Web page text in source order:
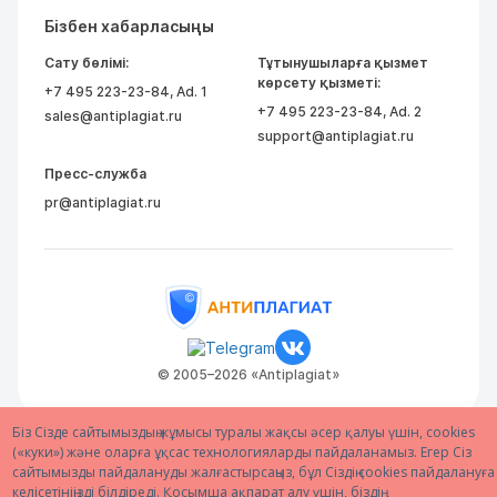
Біз Сізде сайтымыздың жұмысы туралы жақсы әсер қалуы үшін, cookies
(«куки») және оларға ұқсас технологияларды пайдаланамыз. Егер Сіз
сайтымызды пайдалануды жалғастырсаңыз, бұл Сіздің cookies пайдалануға
келісетініңізді білдіреді. Қосымша ақпарат алу үшін, біздің
Бізбен хабарласыңы
Сату бөлімі:
+7 495 223-23-84, Ad. 1
sales@antiplagiat.ru
Тұтынушыларға қызмет
көрсету қызметі:
+7 495 223-23-84, Ad. 2
support@antiplagiat.ru
Пресс-служба
pr@antiplagiat.ru
© 2005–2026 «Antiplagiat»